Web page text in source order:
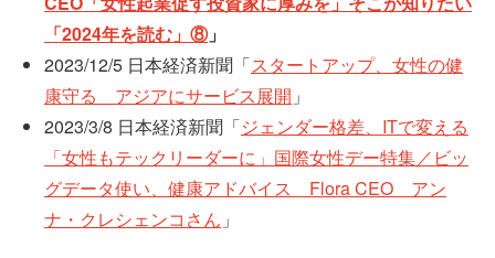
「2024年を読む」⑧」
2023/12/5 日本経済新聞「スタートアップ、女性の健
康守る アジアにサービス展開 」
2023/3/8 日本経済新聞「ジェンダー格差、ITで変える
「女性もテックリーダーに」国際女性デー特集／ビッ
グデータ使い、健康アドバイス Flora CEO アン
ナ・クレシェンコさん 」